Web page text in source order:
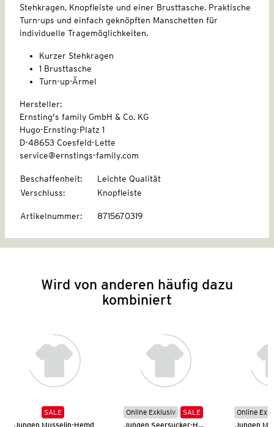
Stehkragen, Knopfleiste und einer Brusttasche. Praktische
Turn-ups und einfach geknöpften Manschetten für
individuelle Tragemöglichkeiten.
Kurzer Stehkragen
1 Brusttasche
Turn-up-Ärmel
Hersteller:
Ernsting's family GmbH & Co. KG
Hugo-Ernsting-Platz 1
D-48653 Coesfeld-Lette
service@ernstings-family.com
Beschaffenheit:
Leichte Qualität
Verschluss: Knopfleiste
Artikelnummer: 8715670319
Wird von anderen häufig dazu
kombiniert
SALE
Jungen Musselin-Hemd
Online Exklusiv
SALE
Jungen Seersucker-Hemd
Online
Jungen